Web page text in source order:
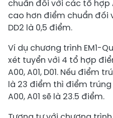
chuẩn đối với các tổ hợp
cao hơn điểm chuẩn đối
DD2 là 0,5 điểm.
Ví dụ chương trình EM1-
xét tuyển với 4 tổ hợp
A00, A01, D01. Nếu điểm
là 23 điểm thì điểm trúng
A00, A01 sẽ là 23.5 điểm.